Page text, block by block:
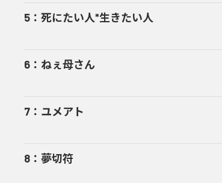
5 ： 死にたい人*生きたい人
6 ： ねぇ母さん
7 ： ユメアト
8 ： 夢切符